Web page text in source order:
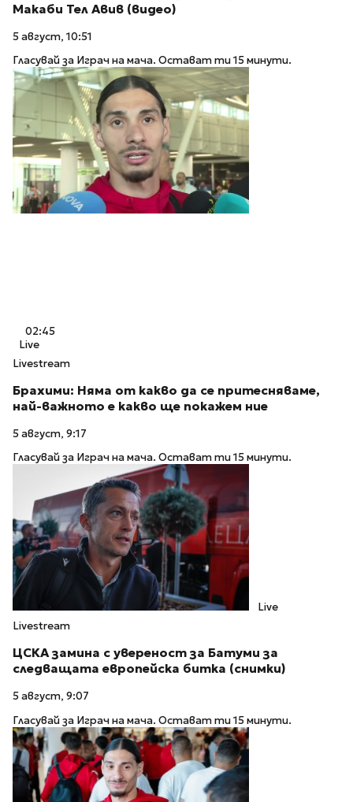
Макаби Тел Авив (видео)
5 август, 10:51
Гласувай за Играч на мача. Остават ти 15 минути.
02:45
Live
Livestream
Брахими: Няма от какво да се притесняваме,
най-важното е какво ще покажем ние
5 август, 9:17
Гласувай за Играч на мача. Остават ти 15 минути.
Live
Livestream
ЦСКА замина с увереност за Батуми за
следващата европейска битка (снимки)
5 август, 9:07
Гласувай за Играч на мача. Остават ти 15 минути.